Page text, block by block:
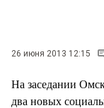
26 июня 2013 12:15
На заседании
два новых